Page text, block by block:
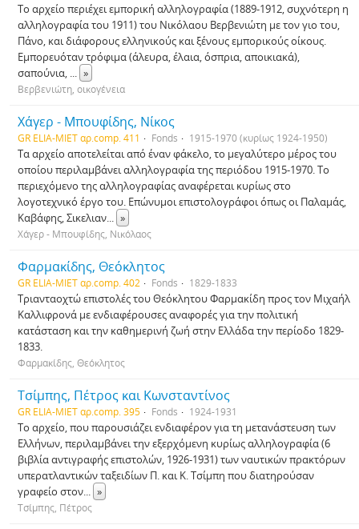
Το αρχείο περιέχει εμπορική αλληλογραφία (1889-1912, συχνότερη η
αλληλογραφία του 1911) του Νικόλαου Βερβενιώτη με τον γιο του,
Πάνο, και διάφορους ελληνικούς και ξένους εμπορικούς οίκους.
Εμπορευόταν τρόφιμα (άλευρα, έλαια, όσπρια, αποικιακά),
σαπούνια, ... »
Βερβενιώτη, οικογένεια
Χάγερ - Μπουφίδης, Νίκος
GR ELIA-MIET αρ.comp. 411 Fonds 1915-1970 (κυρίως 1924-1950)
Τα αρχείο αποτελείται από έναν φάκελο, το μεγαλύτερο μέρος του
οποίου περιλαμβάνει αλληλογραφία της περιόδου 1915-1970. Το
περιεχόμενο της αλληλογραφίας αναφέρεται κυρίως στο
λογοτεχνικό έργο του. Επώνυμοι επιστολογράφοι όπως οι Παλαμάς,
Καβάφης, Σικελιαν... »
Χάγερ - Μπουφίδης, Νικόλαος
Φαρμακίδης, Θεόκλητος
GR ELIA-MIET αρ.comp. 402 Fonds 1829-1833
Τριανταοχτώ επιστολές του Θεόκλητου Φαρμακίδη προς τον Μιχαήλ
Καλλιφρονά με ενδιαφέρουσες αναφορές για την πολιτική
κατάσταση και την καθημερινή ζωή στην Ελλάδα την περίοδο 1829-
1833.
Φαρμακίδης, Θεόκλητος
Τσίμπης, Πέτρος και Κωνσταντίνος
GR ELIA-MIET αρ.comp. 395 Fonds 1924-1931
Το αρχείο, που παρουσιάζει ενδιαφέρον για τη μετανάστευση των
Ελλήνων, περιλαμβάνει την εξερχόμενη κυρίως αλληλογραφία (6
βιβλία αντιγραφής επιστολών, 1926-1931) των ναυτικών πρακτόρων
υπερατλαντικών ταξειδίων Π. και Κ. Τσίμπη που διατηρούσαν
γραφείο στον... »
Τσίμπης, Πέτρος